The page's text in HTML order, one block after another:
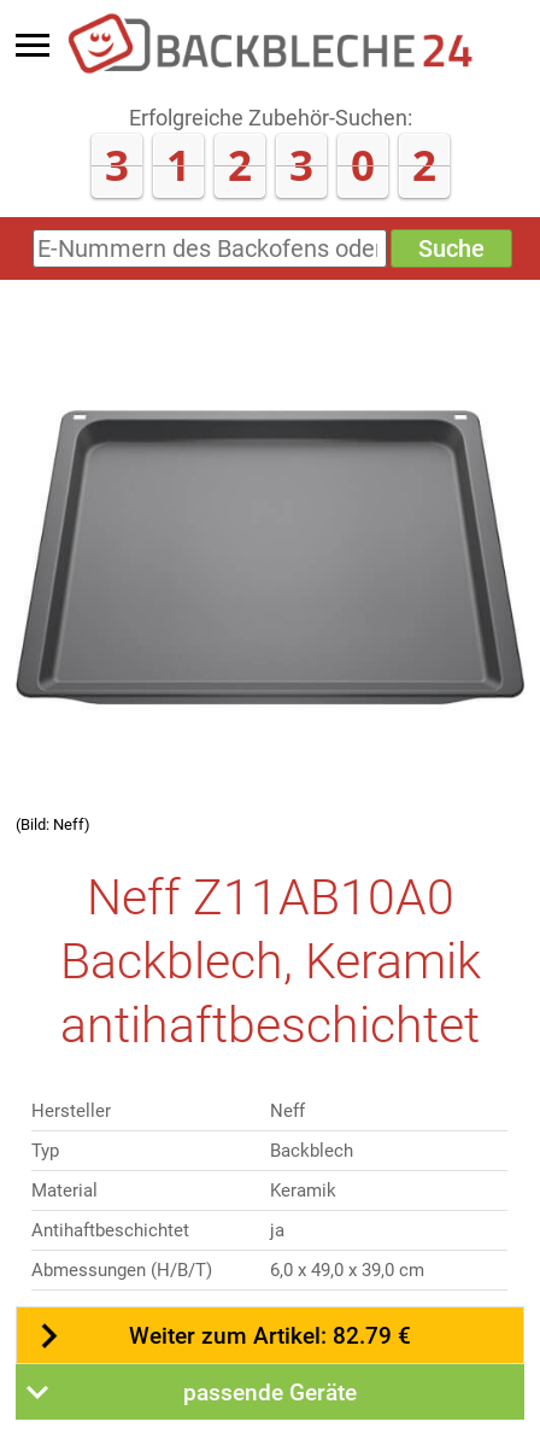
Erfolgreiche Zubehör-Suchen:
3 1 2 3 0 4
E-
Nummern
Suche
(Bild: Neff)
Neff Z11AB10A0
Backblech, Keramik
antihaftbeschichtet
Hersteller
Neff
Typ
Backblech
Material
Keramik
Antihaftbeschichtet
ja
Abmessungen (H/B/T)
6,0 x 49,0 x 39,0 cm
Weiter zum Artikel: 82.79 €
passende Geräte